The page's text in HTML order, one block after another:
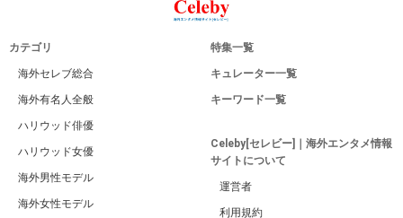
カテゴリ
海外セレブ総合
海外有名人全般
ハリウッド俳優
ハリウッド女優
海外男性モデル
海外女性モデル
特集一覧
キュレーター一覧
キーワード一覧
Celeby[セレビー]｜海外エンタメ情報
サイトについて
運営者
利用規約